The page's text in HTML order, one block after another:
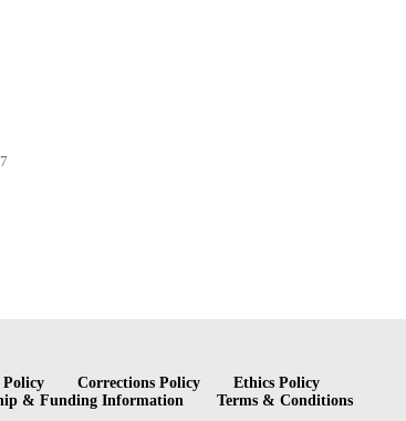
Policy Corrections Policy
Ethics Policy
& Funding Information Terms & Conditions